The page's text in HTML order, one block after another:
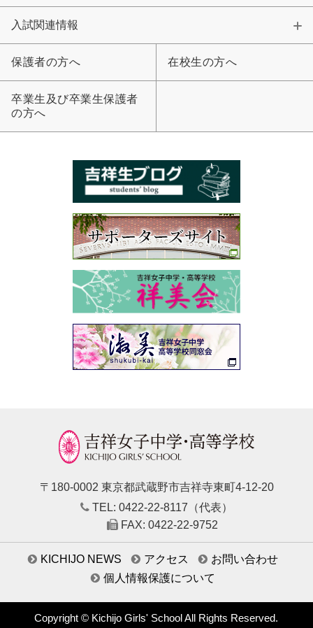
入試関連情報
保護者の方へ 在校生の方へ
卒業生及び卒業生保護者
の方へ
〒180-0002 東京都武蔵野市吉祥寺東町4-12-20
TEL: 0422-22-8117（代表）
FAX: 0422-22-9752
KICHIJO NEWS アクセス
お問い合わせ
個人情報保護について
Copyright © Kichijo Girls' School All Rights Reserved.